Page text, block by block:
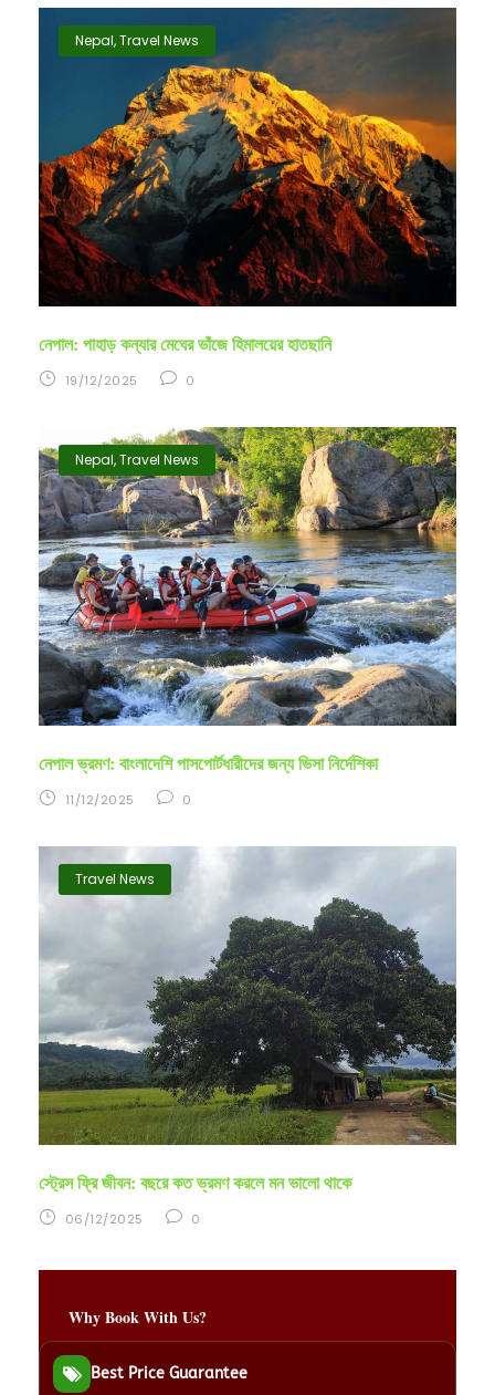
Nepal,Travel News
নেপাল: পাহাড় কন্যার মেঘের ভাঁজে হিমালয়ের হাতছানি
19/12/2025 0
Nepal,Travel News
নেপাল ভ্রমণ: বাংলাদেশি পাসপোর্টধারীদের জন্য ভিসা নির্দেশিকা
11/12/2025 0
Travel News
স্ট্রেস ফ্রি জীবন: বছরে কত ভ্রমণ করলে মন ভালো থাকে
06/12/2025 0
Why Book With Us?
Best Price Guarantee